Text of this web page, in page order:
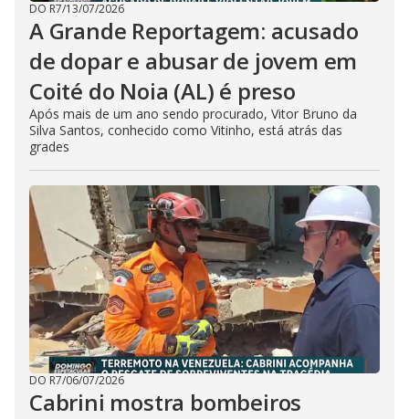
DO R7/13/07/2026
A Grande Reportagem: acusado
de dopar e abusar de jovem em
Coité do Noia (AL) é preso
Após mais de um ano sendo procurado, Vitor Bruno da
Silva Santos, conhecido como Vitinho, está atrás das
grades
DO R7/06/07/2026
Cabrini mostra bombeiros